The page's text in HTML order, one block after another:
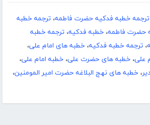
ترجمه خطبه فدکیه حضرت فاطمه، ترجمه خطبه
حضرت فاطمه، خطبه فدکیه، ترجمه خطبه
، ترجمه خطبه فدکیه، خطبه های امام علی،
علی، خطبه های حضرت علی، خطبه امام علی،
، خطبه های نهج البلاغه حضرت امیر المومنین،